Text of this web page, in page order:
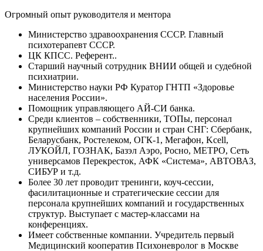
Огромный опыт руководителя и ментора
Министерство здравоохранения СССР. Главный
психотерапевт СССР.
ЦК КПСС. Референт..
Старший научный сотрудник ВНИИ общей и судебной
психиатрии.
Министерство науки РФ Куратор ГНТП «Здоровье
населения России».
Помощник управляющего АЙ-СИ банка.
Среди клиентов – собственники, ТОПы, персонал
крупнейших компаний России и стран СНГ: Сбербанк,
Беларусбанк, Ростелеком, ОГК-1, Мегафон, Kcell,
ЛУКОЙЛ, ГОЗНАК, Базэл Аэро, Росно, МЕТРО, Сеть
универсамов Перекресток, АФК «Система», АВТОВАЗ,
СИБУР и т.д.
Более 30 лет проводит тренинги, коуч-сессии,
фасилитационные и стратегические сессии для
персонала крупнейших компаний и государственных
структур. Выступает с мастер-классами на
конференциях.
Имеет собственные компании. Учредитель первый
Медицинский кооператив Психоневролог в Москве